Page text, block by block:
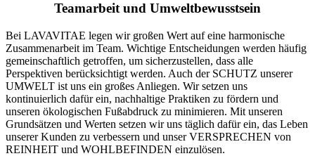
Teamarbeit und Umweltbewusstsein
Bei LAVAVITAE legen wir großen Wert auf eine harmonische
Zusammenarbeit im Team. Wichtige Entscheidungen werden häufig
gemeinschaftlich getroffen, um sicherzustellen, dass alle
Perspektiven berücksichtigt werden. Auch der SCHUTZ unserer
UMWELT ist uns ein großes Anliegen. Wir setzen uns
kontinuierlich dafür ein, nachhaltige Praktiken zu fördern und
unseren ökologischen Fußabdruck zu minimieren. Mit unseren
Grundsätzen und Werten setzen wir uns täglich dafür ein, das Leben
unserer Kunden zu verbessern und unser VERSPRECHEN von
REINHEIT und WOHLBEFINDEN einzulösen.